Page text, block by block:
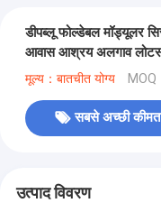
डीपब्लू फोल्डेबल मॉड्यूलर
आवास आश्रय अलगाव
मूल्य：बातचीत योग्य
सबसे अच्छी कीमत
उत्पाद विवरण